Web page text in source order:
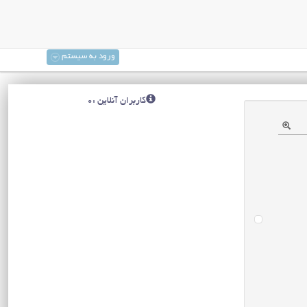
ورود به سیستم
کاربران آنلاین :0